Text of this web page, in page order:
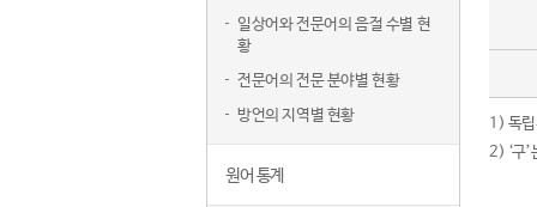
일상어와 전문어의 음절 수별 현
황
전문어의 전문 분야별 현황
방언의 지역별 현황
원어 통계
1) 독립
2) ‘구